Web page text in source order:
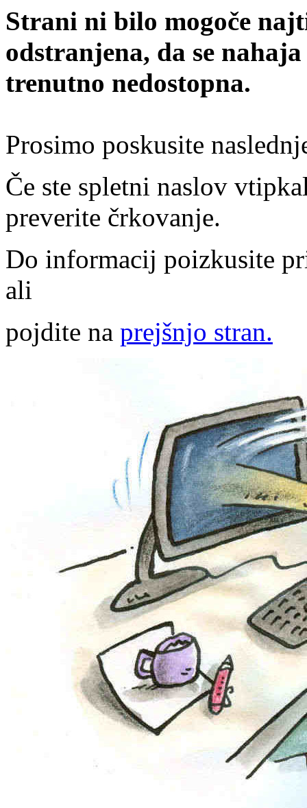
Strani ni bilo mogoče
odstranjena, da se
trenutno nedostopna.
Prosimo poskusite
Če ste spletni naslov
preverite črkovanje.
Do informacij poizkusite
ali
pojdite na prejšnjo stran.